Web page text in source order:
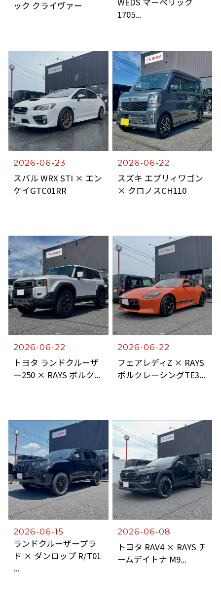
ック クライヴァー
1705...
2026-06-23
スバル WRX STI × エン
ケイGTC01RR
2026-06-22
スズキ エブリィワゴン
× クロノスCH110
2026-06-22
トヨタ ランドクルーザ
ー250 × RAYS ボルク...
2026-06-22
フェアレディZ × RAYS
ボルクレーシングTE3...
2026-06-15
ランドクルーザープラ
ド × ダンロップ R/T01
...
2026-06-08
トヨタ RAV4 × RAYS チ
ームデイトナ M9...